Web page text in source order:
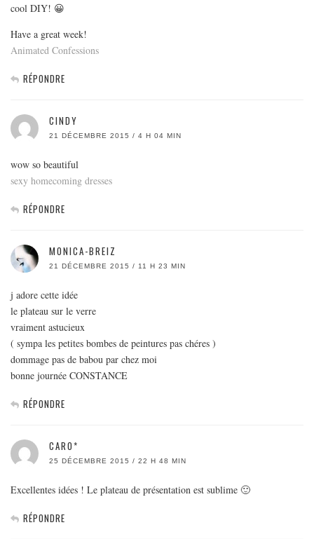
cool DIY! 😀
Have a great week!
Animated Confessions
RÉPONDRE
CINDY
21 DÉCEMBRE 2015 / 4 H 04 MIN
wow so beautiful
sexy homecoming dresses
RÉPONDRE
MONICA-BREIZ
21 DÉCEMBRE 2015 / 11 H 23 MIN
j adore cette idée
le plateau sur le verre
vraiment astucieux
( sympa les petites bombes de peintures pas chéres )
dommage pas de babou par chez moi
bonne journée CONSTANCE
RÉPONDRE
CARO*
25 DÉCEMBRE 2015 / 22 H 48 MIN
Excellentes idées ! Le plateau de présentation est sublime 🙂
RÉPONDRE